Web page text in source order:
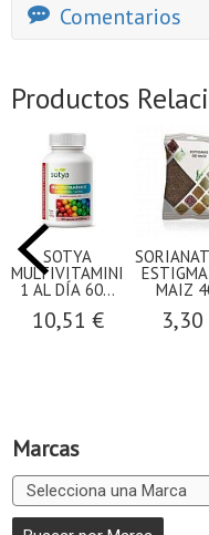
Marcas
Comentarios
Productos
SOTYA
MULTIVITAMINICO
1 AL DÍA 60...
10,51 €
MAIZ
3,30